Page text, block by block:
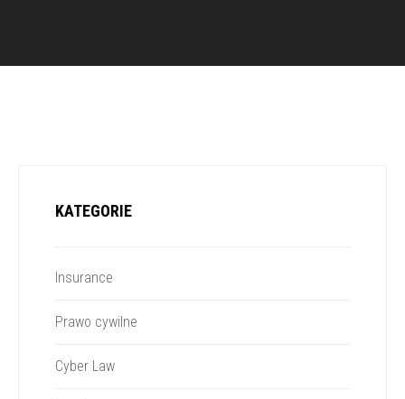
KATEGORIE
Insurance
Prawo cywilne
Cyber Law